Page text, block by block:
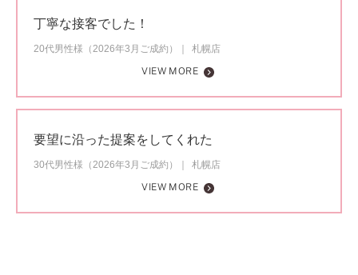
丁寧な接客でした！
20代男性様（2026年3月ご成約）
札幌店
VIEW MORE
要望に沿った提案をしてくれた
30代男性様（2026年3月ご成約）
札幌店
VIEW MORE